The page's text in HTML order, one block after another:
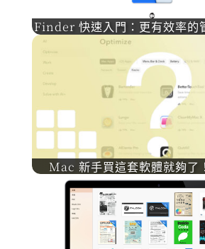
Finder 快速入門：更有效率的
Mac 新手買這套軟體就夠了